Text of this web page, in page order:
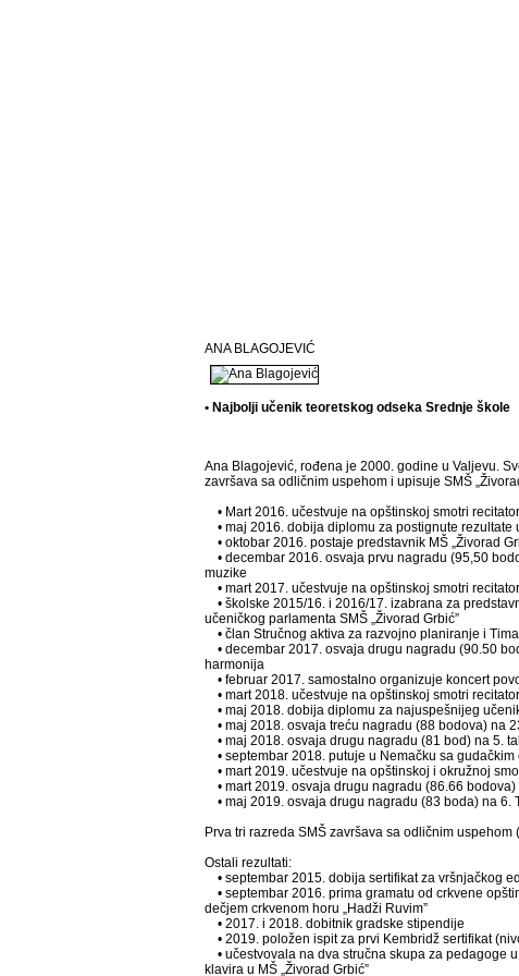
ANA BLAGOJEVIĆ
• Najbolji učenik teoretskog odseka Srednje škole
Ana Blagojević, rođena je 2000. godine u Valjevu.
završava sa odličnim uspehom i upisuje SMŠ
• Mart 2016. učestvuje na opštinskoj smotri
• maj 2016. dobija diplomu za postignute rezultate
• oktobar 2016. postaje predstavnik MŠ „Živorad
• decembar 2016. osvaja prvu nagradu (95,50
muzike
• mart 2017. učestvuje na opštinskoj smotri
• školske 2015/16. i 2016/17. izabrana za
učeničkog parlamenta SMŠ „Živorad Grbić”
• član Stručnog aktiva za razvojno planiranje i
• decembar 2017. osvaja drugu nagradu (90.50
harmonija
• februar 2017. samostalno organizuje koncert
• mart 2018. učestvuje na opštinskoj smotri
• maj 2018. dobija diplomu za najuspešnijeg
• maj 2018. osvaja treću nagradu (88 bodova) na
• maj 2018. osvaja drugu nagradu (81 bod) na 5.
• septembar 2018. putuje u Nemačku sa gudačkim
• mart 2019. učestvuje na opštinskoj i okružnoj
• mart 2019. osvaja drugu nagradu (86.66
• maj 2019. osvaja drugu nagradu (83 boda) na 6.
Prva tri razreda SMŠ završava sa odličnim
Ostali rezultati:
• septembar 2015. dobija sertifikat za vršnjačkog
• septembar 2016. prima gramatu od crkvene
dečjem crkvenom horu „Hadži Ruvim”
• 2017. i 2018. dobitnik gradske stipendije
• 2019. položen ispit za prvi Kembridž sertifikat
• učestvovala na dva stručna skupa za pedagoge
klavira u MŠ „Živorad Grbić”